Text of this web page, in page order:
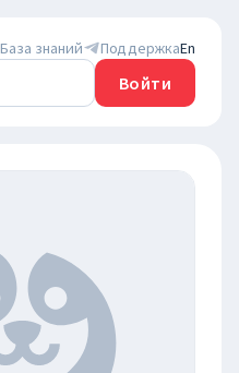
База знаний ПоддержкаEn
Войти